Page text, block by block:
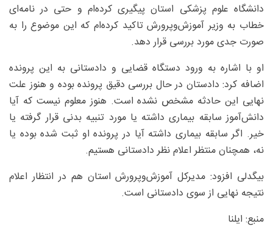
دانشگاه علوم پزشکی استان پیگیری کرده‌ام و حتی در نامه‌ای
خطاب به وزیر آموزش‌وپرورش تاکید کرده‌ام که این موضوع را به
صورت جدی مورد بررسی قرار دهد.
او با اشاره به ورود دستگاه قضایی و دادستانی به این پرونده
اضافه کرد: دادستان در حال بررسی دقیق پرونده بوده و هنوز علت
نهایی این حادثه مشخص نشده است. هنوز معلوم نیست که آیا
دانش‌آموز سابقه بیماری داشته یا مورد تنبیه بدنی قرار گرفته یا
خیر. اگر سابقه بیماری داشته آیا در پرونده او ثبت شده بوده یا
نه، همچنان منتظر اعلام نظر دادستانی هستیم.
بیگدلی افزود: مدیرکل آموزش‌وپرورش استان هم در انتظار اعلام
نتیجه نهایی از سوی دادستانی است.
منبع: ایلنا